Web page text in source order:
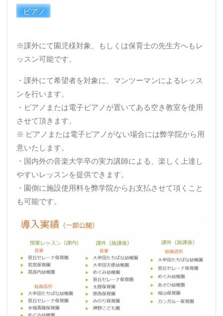
ピアノ
※課外にて園児様対象、もしくは保育士の先生方へもレ
ッスン可能です。
・課外にて希望者を対象に、マンツーマンによるレッス
ンを行います。
・ピアノまたは電子ピアノが置いてある空き教室を使用
させて頂きます。
※ ピアノまたは電子ピアノがない場合には弊学院から用
意いたします。
・国内外の音楽大学卒の実力講師による、楽しく上達し
やすいレッスンを提供できます。
・園側に施設使用料を弊学院からお支払させて項くこと
も可能です。